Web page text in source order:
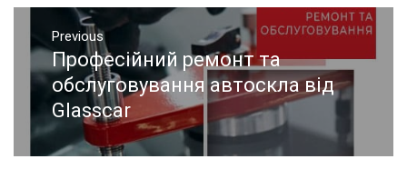
Навигация
по
записям
Previous
Previous
post:
Професійний ремонт та
обслуговування автоскла від
Glasscar